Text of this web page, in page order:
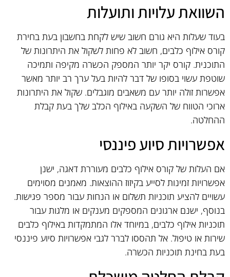
השוואת עלויות ותועלות
בעוד שעלות היא גורם חשוב שיש לקחת בחשבון בעת בחירת
קורס אילוף כלבים, חשוב לא פחות לשקול את היתרונות של
התוכנית. קורס יקר יותר המספק הכשרה מקיפה ותמיכה
שוטפת עשוי בסופו של דבר להיות בעל ערך רב יותר מאשר
אפשרות זולה יותר עם משאבים מוגבלים. שקול את היתרונות
ארוכי הטווח של השקעה באילוף הכלב שלך בעת קבלת
ההחלטה.
אפשרויות סיוע פיננסי
אם העלות של קורס אילוף כלבים מעוררת דאגה, ישנן
אפשרויות זמינות לסייע בקיזוז ההוצאות. מאמנים מסוימים
עשויים להציע תוכניות תשלום או הנחות עבור מספר פגישות.
בנוסף, ישנם ארגונים המספקים מענקים או מלגות עבור
תוכניות אילוף כלבים, במיוחד אלו המתמקדות באילוף כלבים
שירות או טיפול. אל תהססו לברר לגבי אפשרויות סיוע פיננסי
בעת בחינת תוכניות הכשרה.